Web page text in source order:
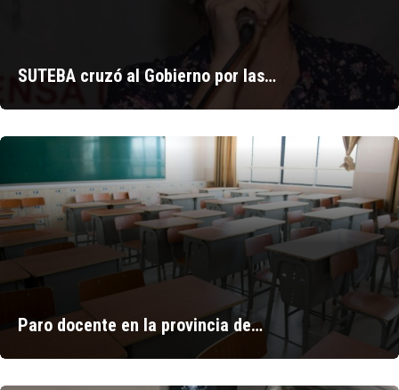
SUTEBA cruzó al Gobierno por las…
Paro docente en la provincia de…